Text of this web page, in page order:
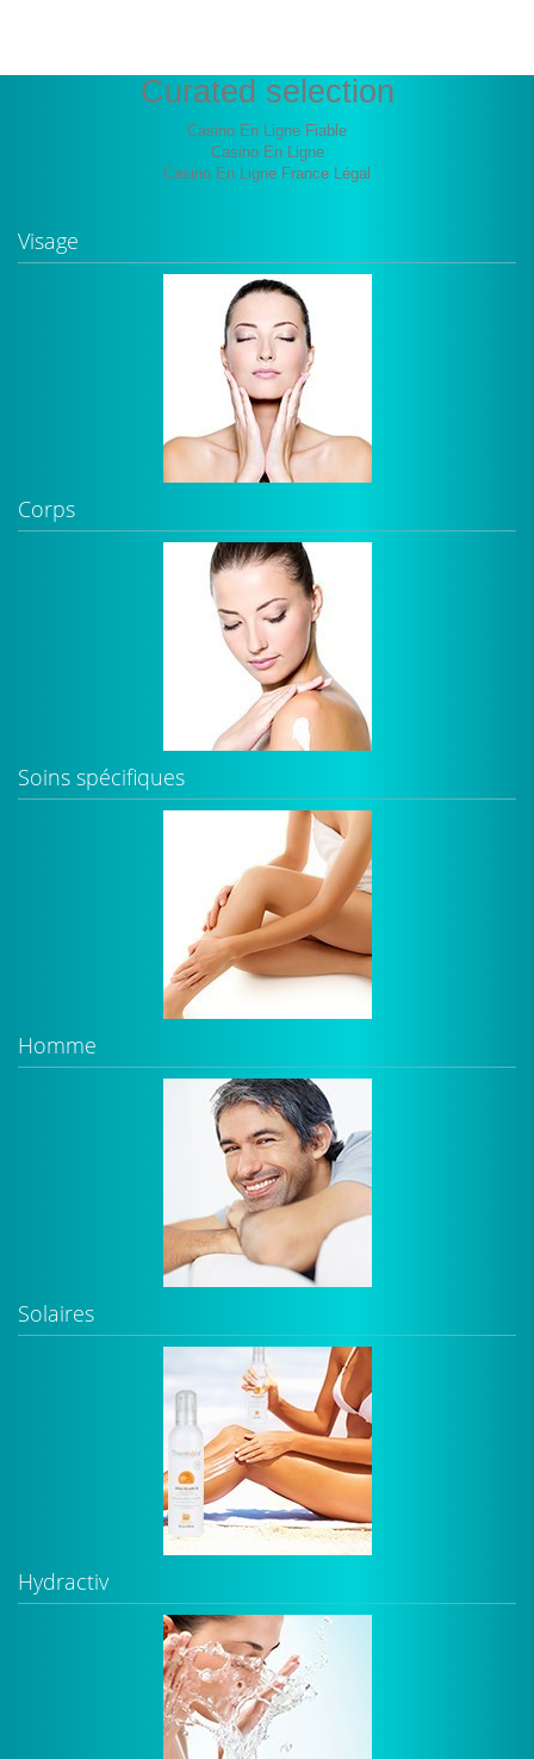
Curated selection
Casino En Ligne Fiable
Casino En Ligne
Casino En Ligne France Légal
Visage
Corps
Soins spécifiques
Homme
Solaires
Hydractiv